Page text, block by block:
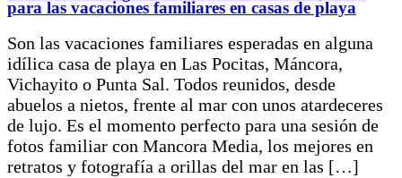
para las vacaciones familiares en casas de playa
Son las vacaciones familiares esperadas en alguna
idílica casa de playa en Las Pocitas, Máncora,
Vichayito o Punta Sal. Todos reunidos, desde
abuelos a nietos, frente al mar con unos atardeceres
de lujo. Es el momento perfecto para una sesión de
fotos familiar con Mancora Media, los mejores en
retratos y fotografía a orillas del mar en las […]